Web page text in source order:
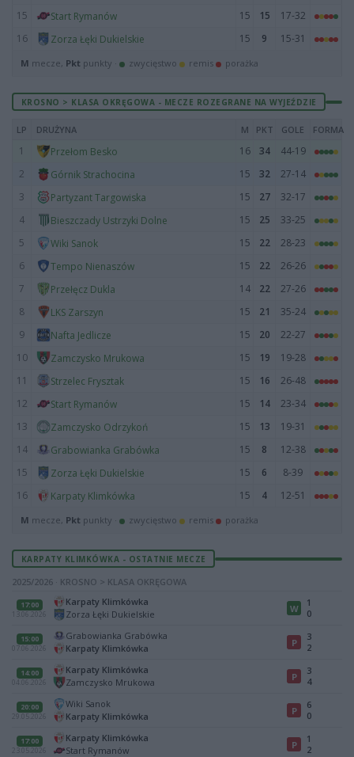
15 Start Rymanów 15 15
17-32
16
Zorza Łęki Dukielskie 15 9 15-31
M mecze, Pkt punkty · zwycięstwo remis porażka
KROSNO > KLASA OKRĘGOWA - MECZE ROZEGRANE NA WYJEŹDZIE
LP DRUŻYNA M PKT GOLE FORMA
1 Przełom Besko 16 34
44-19
2
Górnik Strachocina 15 32
27-14
3
Partyzant Targowiska 15 27
32-17
4
Bieszczady Ustrzyki Dolne 15 25
33-25
5
Wiki Sanok 15 22
28-23
6
Tempo Nienaszów 15 22
26-26
7
Przełęcz Dukla 14 22
27-26
8
LKS Zarszyn 15 21
35-24
9
Nafta Jedlicze 15 20
22-27
10
Zamczysko Mrukowa 15 19
19-28
11
Strzelec Frysztak 15 16
26-48
12
Start Rymanów 15 14
23-34
13
Zamczysko Odrzykoń 15 13
19-31
14
Grabowianka Grabówka 15 8
12-38
15
Zorza Łęki Dukielskie 15 6
8-39
16
Karpaty Klimkówka 15 4 12-51
M mecze, Pkt punkty · zwycięstwo remis porażka
KARPATY KLIMKÓWKA - OSTATNIE MECZE
2025/2026 · KROSNO > KLASA OKRĘGOWA
17:00
13.06.2026
Karpaty Klimkówka
Zorza Łęki Dukielskie
W
1
0
15:00
07.06.2026
Grabowianka Grabówka
Karpaty Klimkówka
P
3
2
14:00
04.06.2026
Karpaty Klimkówka
Zamczysko Mrukowa
P
3
4
20:00
29.05.2026
Wiki Sanok
Karpaty Klimkówka
P
6
0
17:00
23.05.2026
Karpaty Klimkówka
Start Rymanów
P
1
2